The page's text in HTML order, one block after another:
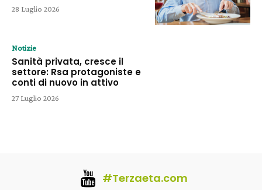
28 Luglio 2026
Notizie
Sanità privata, cresce il
settore: Rsa protagoniste e
conti di nuovo in attivo
27 Luglio 2026
#Terzaeta.com